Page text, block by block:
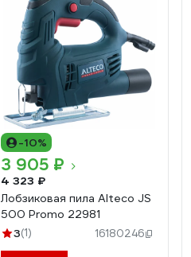
-10%
3 905 ₽
4 323 ₽
Лобзиковая пила Alteco JS
500 Promo 22981
3(1) 16180246